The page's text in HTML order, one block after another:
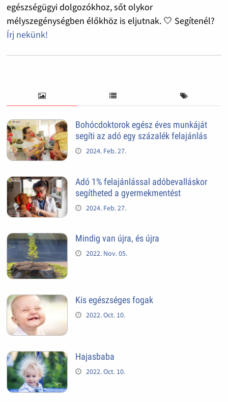
egészségügyi dolgozókhoz, sőt olykor
mélyszegénységben élőkhöz is eljutnak. 🤍 Segítenél?
Írj nekünk!
Bohócdoktorok egész éves munkáját
segíti az adó egy százalék felajánlás
2024. Feb. 27.
Adó 1% felajánlással adóbevalláskor
segítheted a gyermekmentést
2024. Feb. 27.
Mindig van újra, és újra
2022. Nov. 05.
Kis egészséges fogak
2022. Oct. 10.
Hajasbaba
2022. Oct. 10.